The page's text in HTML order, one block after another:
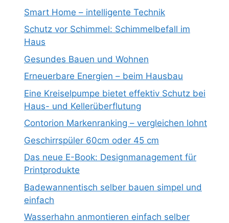
Smart Home – intelligente Technik
Schutz vor Schimmel: Schimmelbefall im
Haus
Gesundes Bauen und Wohnen
Erneuerbare Energien – beim Hausbau
Eine Kreiselpumpe bietet effektiv Schutz bei
Haus- und Kellerüberflutung
Contorion Markenranking – vergleichen lohnt
Geschirrspüler 60cm oder 45 cm
Das neue E-Book: Designmanagement für
Printprodukte
Badewannentisch selber bauen simpel und
einfach
Wasserhahn anmontieren einfach selber